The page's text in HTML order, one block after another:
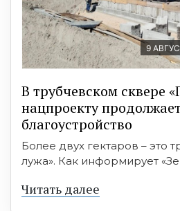
9
В трубчевском сквере
нацпроекту
благоустройство
Более двух гектаров – это
лужа». Как информирует
Читать далее